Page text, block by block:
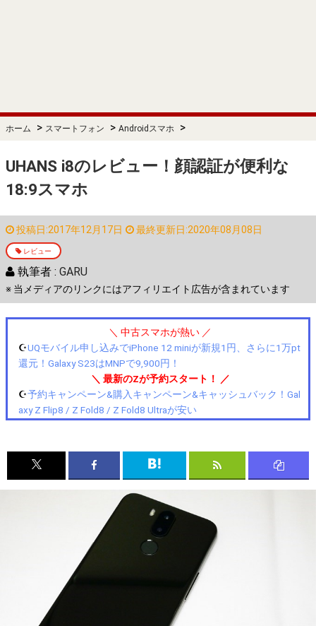
ホーム > スマートフォン > Androidスマホ >
UHANS i8のレビュー！顔認証が便利な
18:9スマホ
投稿日:2017年12月17日 最終更新日:2020年08月08日
レビュー
執筆者 : GARU
※ 当メディアのリンクにはアフィリエイト広告が含まれています
＼ 中古スマホが熱い ／
☪️UQモバイル申し込みでiPhone 12 miniが新規1円、さらに1万pt
還元！Galaxy S23はMNPで9,900円！
＼ 最新のZが予約スタート！ ／
☪️予約キャンペーン&購入キャンペーン&キャッシュバック！Gal
axy Z Flip8 / Z Fold8 / Z Fold8 Ultraが安い